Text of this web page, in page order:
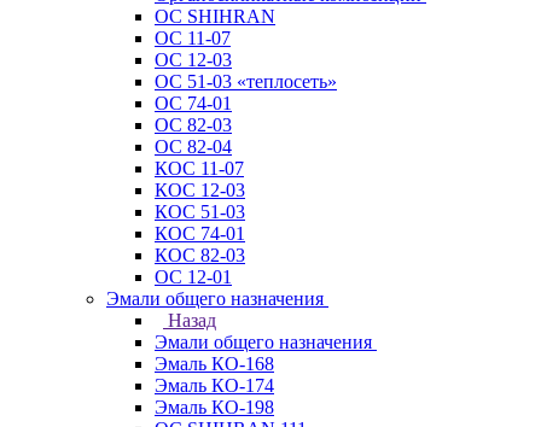
ОС SHIHRAN
ОС 11-07
ОС 12-03
ОС 51-03 «теплосеть»
ОС 74-01
ОС 82-03
ОС 82-04
КОС 11-07
КОС 12-03
КОС 51-03
КОС 74-01
КОС 82-03
ОС 12-01
Эмали общего назначения
Назад
Эмали общего назначения
Эмаль КО-168
Эмаль КО-174
Эмаль КО-198